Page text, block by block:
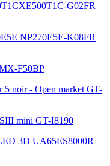
G02FR
NP270E5E-K08FR
F50BP
5 noir - Open market GT-
mini GT-I8190
3D UA65ES8000R